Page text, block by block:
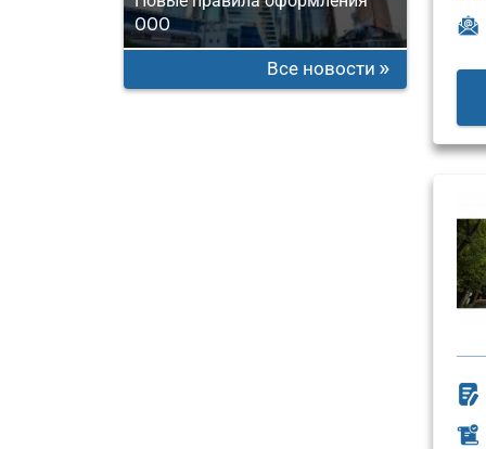
ООО
Все новости